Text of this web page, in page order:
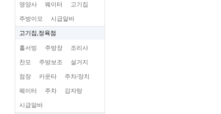
영양사 웨이터 고기집
주방이모 시급알바
고기집,정육점
홀서빙 주방장 조리사
찬모 주방보조 설거지
점장 카운타 주차/장치
웨이터 주차 감자탕
시급알바